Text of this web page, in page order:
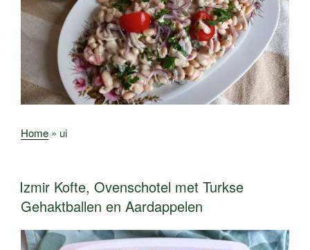
Home » ui
Izmir Kofte, Ovenschotel met Turkse
Gehaktballen en Aardappelen